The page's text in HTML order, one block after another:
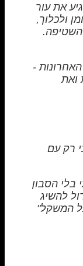
את עור
ולכלוך,
-
ואת
שנים שאני רק עם
בלי הסבון
להשיג
המשקל"